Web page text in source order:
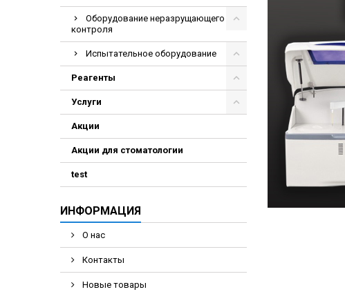
Оборудование неразрущающего
контроля
Испытательное оборудование
Реагенты
Услуги
Акции
Акции для стоматологии
test
ИНФОРМАЦИЯ
О нас
Контакты
Новые товары